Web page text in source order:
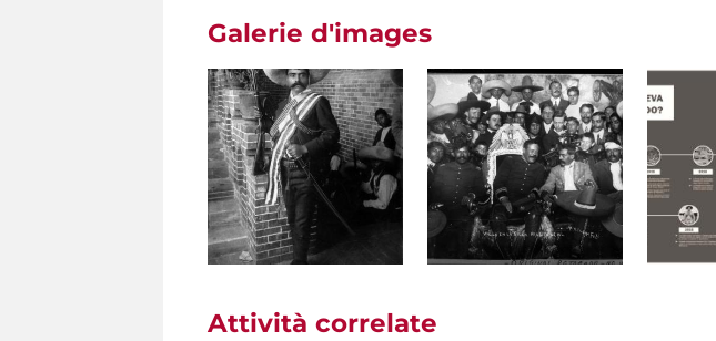
Galerie d'images
Attività correlate